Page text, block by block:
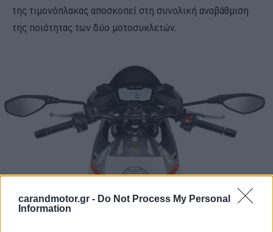
carandmotor.gr - Do Not Process My Personal
Information
της τιμονόπλακας αποσκοπεί στη συνολική αναβάθμιση
της ποιότητας των δύο μοτοσυκλετών.